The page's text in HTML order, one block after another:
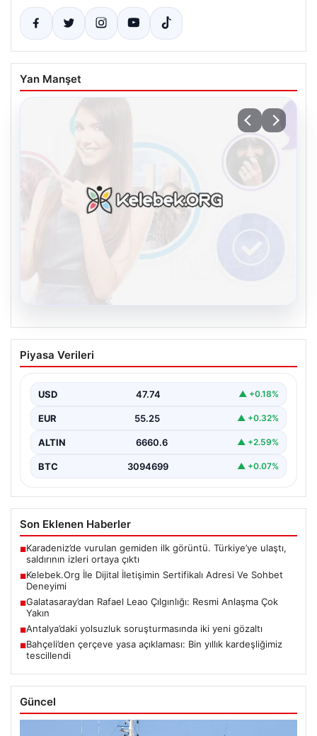
Yan Manşet
Kelebek.Org İle Dijital İletişimin
Sertifikalı Adresi Ve Sohbet Deneyimi
oluşturması büyük bir hassasiyet barındırmaktadır.
Güncel olarak…
Piyasa Verileri
USD 47.74 ▲ +0.18%
EUR 55.25 ▲ +0.32%
ALTIN 6660.6 ▲ +2.59%
BTC 3094699 ▲ +0.07%
Son Eklenen Haberler
■Karadeniz’de vurulan gemiden ilk görüntü. Türkiye’ye ulaştı,
saldırının izleri ortaya çıktı
■Kelebek.Org İle Dijital İletişimin Sertifikalı Adresi Ve Sohbet
Deneyimi
■Galatasaray’dan Rafael Leao Çılgınlığı: Resmi Anlaşma Çok
Yakın
■Antalya’daki yolsuzluk soruşturmasında iki yeni gözaltı
■Bahçeli’den çerçeve yasa açıklaması: Bin yıllık kardeşliğimiz
tescillendi
Güncel